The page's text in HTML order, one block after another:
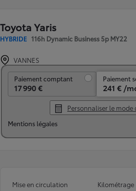
Toyota Yaris
HYBRIDE 116h Dynamic Business 5p MY22
VANNES
Paiement comptant
17 990 €
Paiement
241 € /
Personnaliser le
Mentions légales
Mise en circulation
Kilométrage